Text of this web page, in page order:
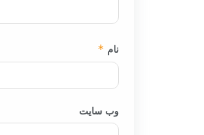
نام *
وب‌ سایت